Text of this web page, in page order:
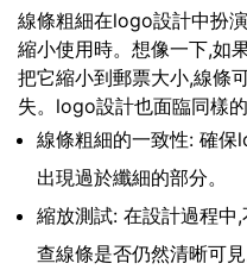
線條粗細在logo設計中扮
縮小使用時。想像一下,如
把它縮小到郵票大小,線條
失。logo設計也面臨同樣
線條粗細的一致性: 確
出現過於纖細的部分。
縮放測試: 在設計過程
查線條是否仍然清晰可見